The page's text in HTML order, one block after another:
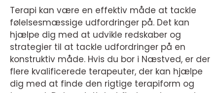
Terapi kan være en effektiv måde at tackle
følelsesmæssige udfordringer på. Det kan
hjælpe dig med at udvikle redskaber og
strategier til at tackle udfordringer på en
konstruktiv måde. Hvis du bor i Næstved, er der
flere kvalificerede terapeuter, der kan hjælpe
dig med at finde den rigtige terapiform og